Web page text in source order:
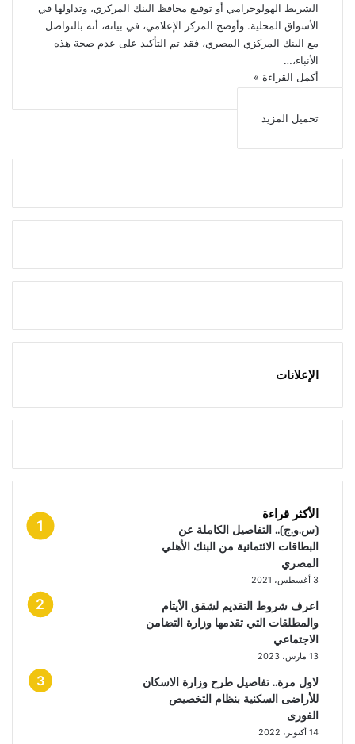
الشريط الهولوجرامي أو توقيع محافظ البنك المركزي، وتداولها في
الأسواق المحلية. وأوضح المركز الإعلامي، في بيانه، أنه بالتواصل
مع البنك المركزي المصري، فقد تم التأكيد على عدم صحة هذه
الأنباء،…
أكمل القراءة »
تحميل المزيد
الإعلانات
الأكثر قراءة
(س.و.ج).. التفاصيل الكاملة عن
البطاقات الائتمانية من البنك الأهلي
المصري
3 أغسطس، 2021
اعرف شروط التقديم لشقق الأيتام
والمطلقات التي تقدمها وزارة التضامن
الاجتماعي
13 مارس، 2023
لاول مرة.. تفاصيل طرح وزارة الاسكان
للأراضى السكنية بنظام التخصيص
الفورى
14 أكتوبر، 2022